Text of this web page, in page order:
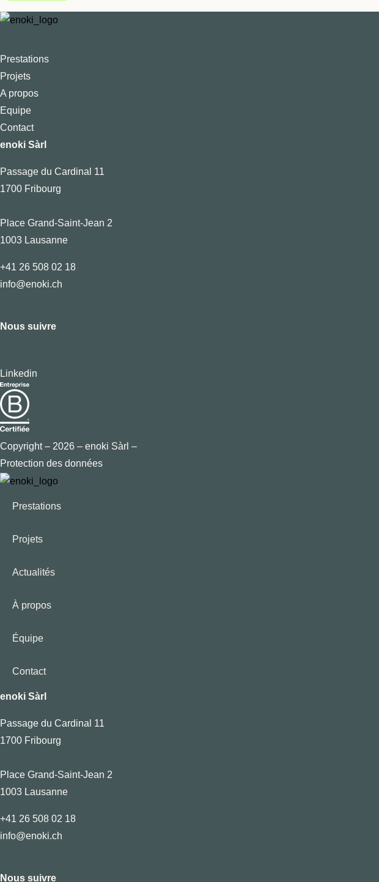
Prestations
Projets
A propos
Equipe
Contact
enoki Sàrl
Passage du Cardinal 11
1700 Fribourg
Place Grand-Saint-Jean 2
1003 Lausanne
+41 26 508 02 18
info@enoki.ch
Nous suivre
Linkedin
Copyright – 2026 – enoki Sàrl –
Protection des données
Prestations
Projets
Actualités
À propos
Équipe
Contact
enoki Sàrl
Passage du Cardinal 11
1700 Fribourg
Place Grand-Saint-Jean 2
1003 Lausanne
+41 26 508 02 18
info@enoki.ch
Nous suivre